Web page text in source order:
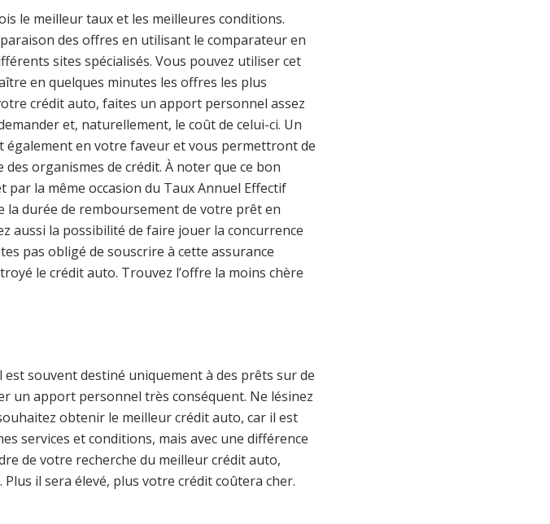
le meilleur taux et les meilleures conditions.
des offres en utilisant le comparateur en
sites spécialisés. Vous pouvez utiliser cet
en quelques minutes les offres les plus
crédit auto, faites un apport personnel assez
et, naturellement, le coût de celui-ci. Un
en votre faveur et vous permettront de
organismes de crédit. À noter que ce bon
la même occasion du Taux Annuel Effectif
la durée de remboursement de votre prêt en
aussi la possibilité de faire jouer la concurrence
pas obligé de souscrire à cette assurance
le crédit auto. Trouvez l’offre la moins chère
souvent destiné uniquement à des prêts sur de
un apport personnel très conséquent. Ne lésinez
obtenir le meilleur crédit auto, car il est
services et conditions, mais avec une différence
de votre recherche du meilleur crédit auto,
il sera élevé, plus votre crédit coûtera cher.